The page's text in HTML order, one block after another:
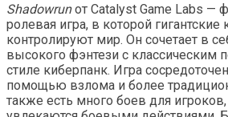
Shadowrunот Catalyst Game Labs —
ролевая игра, в которой гигантские
контролируют мир. Он сочетает в
высокого фэнтези с классическим
стиле киберпанк. Игра
помощью взлома и более
также есть много боев для